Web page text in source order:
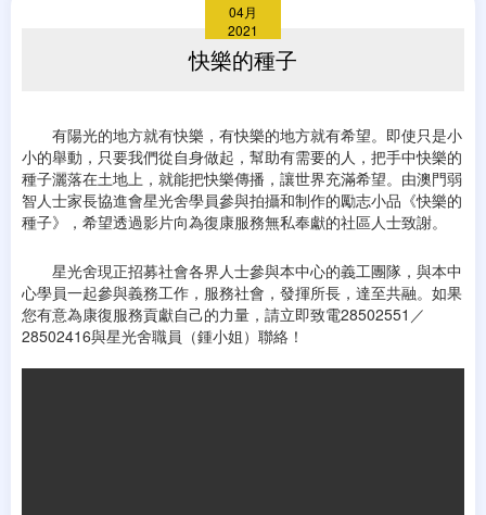
04月
2021
快樂的種子
有陽光的地方就有快樂，有快樂的地方就有希望。即使只是小
小的舉動，只要我們從自身做起，幫助有需要的人，把手中快樂的
種子灑落在土地上，就能把快樂傳播，讓世界充滿希望。由澳門弱
智人士家長協進會星光舍學員參與拍攝和制作的勵志小品《快樂的
種子》，希望透過影片向為復康服務無私奉獻的社區人士致謝。
星光舍現正招募社會各界人士參與本中心的義工團隊，與本中
心學員一起參與義務工作，服務社會，發揮所長，達至共融。如果
您有意為康復服務貢獻自己的力量，請立即致電28502551／
28502416與星光舍職員（鍾小姐）聯絡！